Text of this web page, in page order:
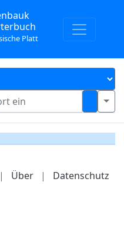
Platt
| Über | Datenschutz